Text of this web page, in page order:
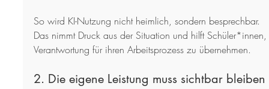
So wird KI-Nutzung nicht heimlich, sondern besprechbar.
Das nimmt Druck aus der Situation und hilft Schüler*innen,
Verantwortung für ihren Arbeitsprozess zu übernehmen.
2. Die eigene Leistung muss sichtbar bleiben